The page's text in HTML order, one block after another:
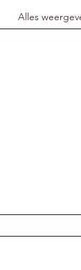
Alles